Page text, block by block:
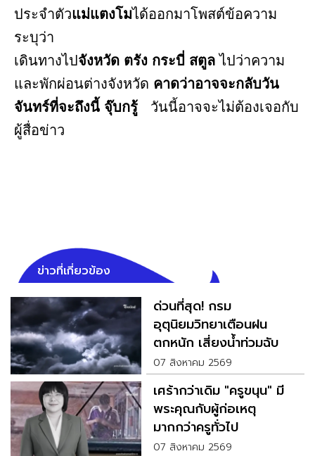
ประจำตัวแม่แตงโมได้ออกมาโพสต์ข้อความ
ระบุว่า
เดินทางไปจังหวัด ตรัง กระบี่ สตูล ไปว่าความ
และพักผ่อนต่างจังหวัด คาดว่าอาจจะกลับวัน
จันทร์ที่จะถึงนี้ จุ๊บกรู้
วันนี้อาจจะไม่ต้องเจอกับ
ผู้สื่อข่าว
ข่าวที่เกี่ยวข้อง
ด่วนที่สุด! กรม
อุตุนิยมวิทยาเตือนฝน
ตกหนัก เสี่ยงน้ำท่วมฉับ
พลัน
07 สิงหาคม 2569
เศร้ากว่าเดิม "ครูขนุน" มี
พระคุณกับผู้ก่อเหตุ
มากกว่าครูทั่วไป
07 สิงหาคม 2569